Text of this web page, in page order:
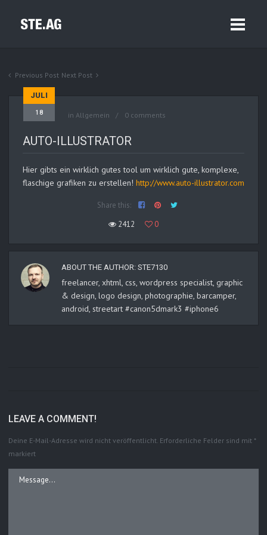
Previous Post Next Post
JULI
18 in Allgemein 0 comments
AUTO-ILLUSTRATOR
Hier gibts ein wirklich gutes tool um wirklich gute, komplexe,
flaschige grafiken zu erstellen! http://www.auto-illustrator.com
Share this:
2412
0
ABOUT THE AUTHOR: STE7130
freelancer, xhtml, css, wordpress specialist, graphic
& design, logo design, photographie, barcamper,
android, streetart #canon5dmark3 #iphone6
LEAVE A COMMENT!
Deine E-Mail-Adresse wird nicht veröffentlicht. Erforderliche Felder sind mit *
markiert